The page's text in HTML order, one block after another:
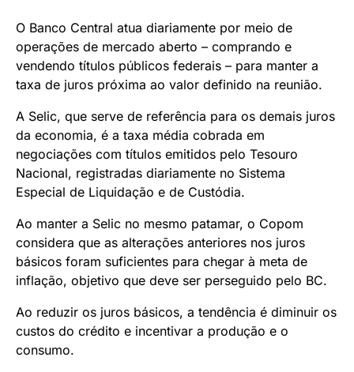
O Banco Central atua diariamente por meio de
operações de mercado aberto – comprando e
vendendo títulos públicos federais – para manter a
taxa de juros próxima ao valor definido na reunião.
A Selic, que serve de referência para os demais juros
da economia, é a taxa média cobrada em
negociações com títulos emitidos pelo Tesouro
Nacional, registradas diariamente no Sistema
Especial de Liquidação e de Custódia.
Ao manter a Selic no mesmo patamar, o Copom
considera que as alterações anteriores nos juros
básicos foram suficientes para chegar à meta de
inflação, objetivo que deve ser perseguido pelo BC.
Ao reduzir os juros básicos, a tendência é diminuir os
custos do crédito e incentivar a produção e o
consumo.